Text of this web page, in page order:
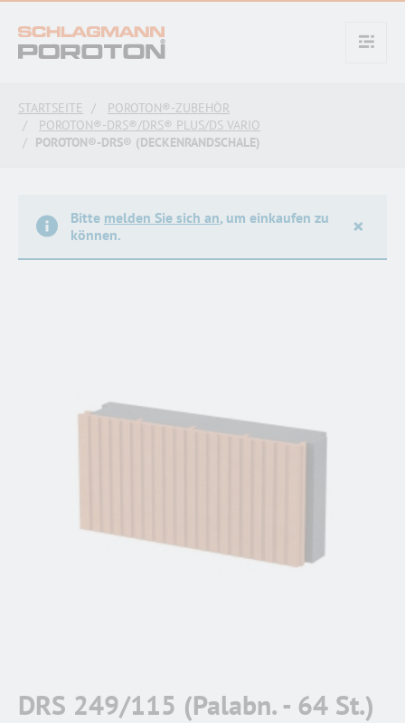
text.skipToContent
text.skipToNavigation
STARTSEITE
POROTON®-ZUBEHÖR
POROTON®-DRS®/DRS® PLUS/DS VARIO
POROTON®-DRS® (DECKENRANDSCHALE)
Bitte melden Sie sich an, um einkaufen zu
können.
×
DRS 249/115 (Palabn. - 64 St.)